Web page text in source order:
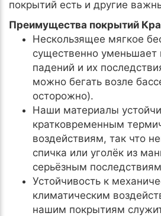
покрытий есть и другие
Преимущества покрытий
Нескользящее мягкое
существенно уменьшает
падений и их
можно бегать возле
осторожно).
Наши материалы
кратковременным
воздействиям, так что
спичка или уголёк из
серьёзным
Устойчивость к
климатическим
нашим покрытиям